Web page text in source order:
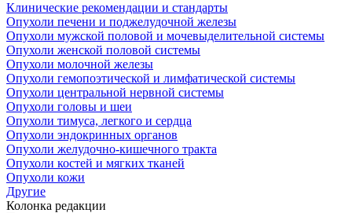
Клинические рекомендации и стандарты
Опухоли печени и поджелудочной железы
Опухоли мужской половой и мочевыделительной системы
Опухоли женской половой системы
Опухоли молочной железы
Опухоли гемопоэтической и лимфатической системы
Опухоли центральной нервной системы
Опухоли головы и шеи
Опухоли тимуса, легкого и сердца
Опухоли эндокринных органов
Опухоли желудочно-кишечного тракта
Опухоли костей и мягких тканей
Опухоли кожи
Другие
Колонка редакции